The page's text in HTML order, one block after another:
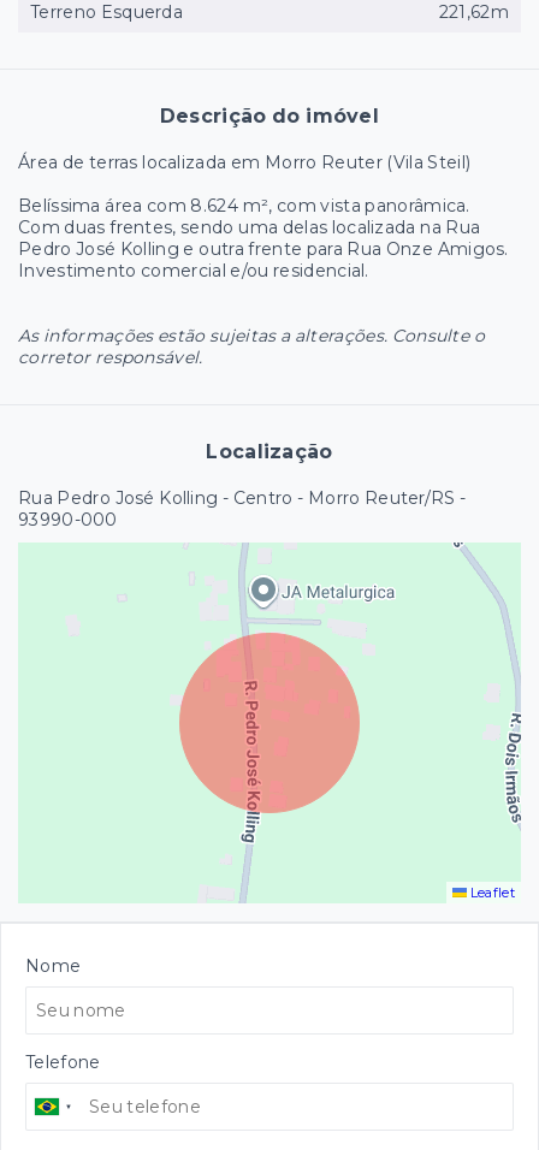
Descrição do imóvel
Área de terras localizada em Morro Reuter (Vila Steil)
Belíssima área com 8.624 m², com vista panorâmica.
Com duas frentes, sendo uma delas localizada na Rua
Pedro José Kolling e outra frente para Rua Onze Amigos.
Investimento comercial e/ou residencial.
As informações estão sujeitas a alterações. Consulte o
corretor responsável.
Localização
Rua Pedro José Kolling - Centro - Morro Reuter/RS -
93990-000
Leaflet
Terreno Esquerda
221,62m
Nome
Telefone